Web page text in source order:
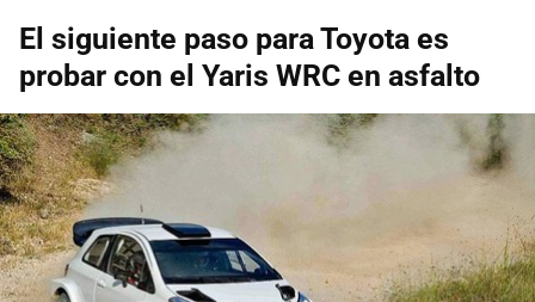
El siguiente paso para Toyota es
probar con el Yaris WRC en asfalto